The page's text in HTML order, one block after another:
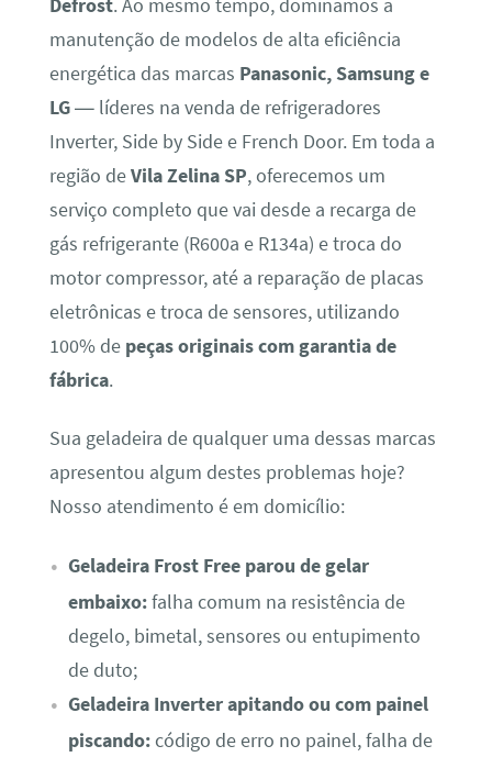
Defrost. Ao mesmo tempo, dominamos a
manutenção de modelos de alta eficiência
energética das marcas Panasonic, Samsung e
LG— líderes na venda de refrigeradores
Inverter, Side by Side e French Door. Em toda a
região deVila Zelina SP, oferecemos um
serviço completo que vai desde a recarga de
gás refrigerante (R600a e R134a) e troca do
motor compressor, até a reparação de placas
eletrônicas e troca de sensores, utilizando
100% de peças originais com garantia de
fábrica.
Sua geladeira de qualquer uma dessas marcas
apresentou algum destes problemas hoje?
Nosso atendimento é em domicílio:
Geladeira Frost Free parou de gelar
embaixo:falha comum na resistência de
degelo, bimetal, sensores ou entupimento
de duto;
Geladeira Inverter apitando ou com painel
piscando:código de erro no painel, falha de